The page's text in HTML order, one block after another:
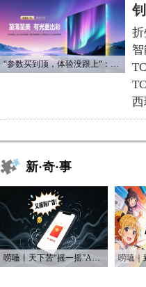
“参数买到顶，体验没跟上“：长虹追光Q70S给高端电视打了个样
钊
新·奇·事
唠嗑丨天下苦“摇一摇”APP跳转久矣